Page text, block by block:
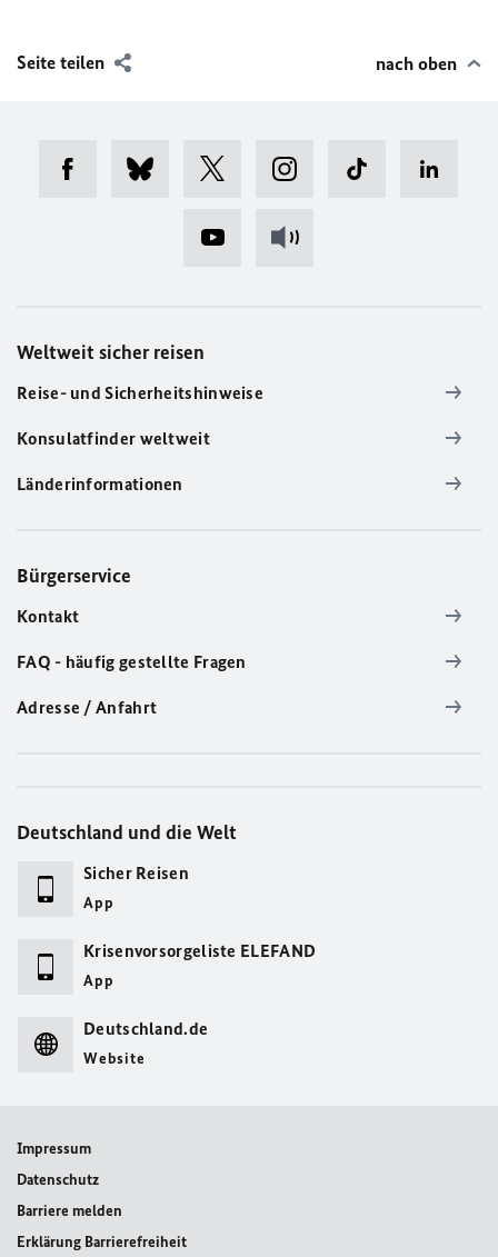
Seite teilen nach oben
Weltweit sicher reisen
Reise- und Sicherheitshinweise
Konsulatfinder weltweit
Länderinformationen
Bürgerservice
Kontakt
FAQ - häufig gestellte Fragen
Adresse / Anfahrt
Deutschland und die Welt
Sicher Reisen
App
Krisenvorsorgeliste ELEFAND
App
Deutschland.de
Website
Impressum
Datenschutz
Barriere melden
Erklärung Barrierefreiheit